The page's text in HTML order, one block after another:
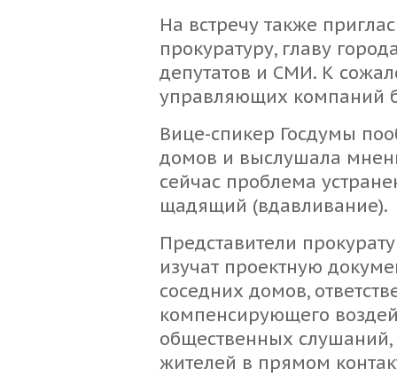
На встречу также
прокуратуру, главу
депутатов и СМИ. К
управляющих компаний
Вице-спикер Госдумы
домов и выслушала
сейчас проблема
щадящий (вдавливание).
Представители
изучат проектную
соседних домов,
компенсирующего
общественных слушаний,
жителей в прямом